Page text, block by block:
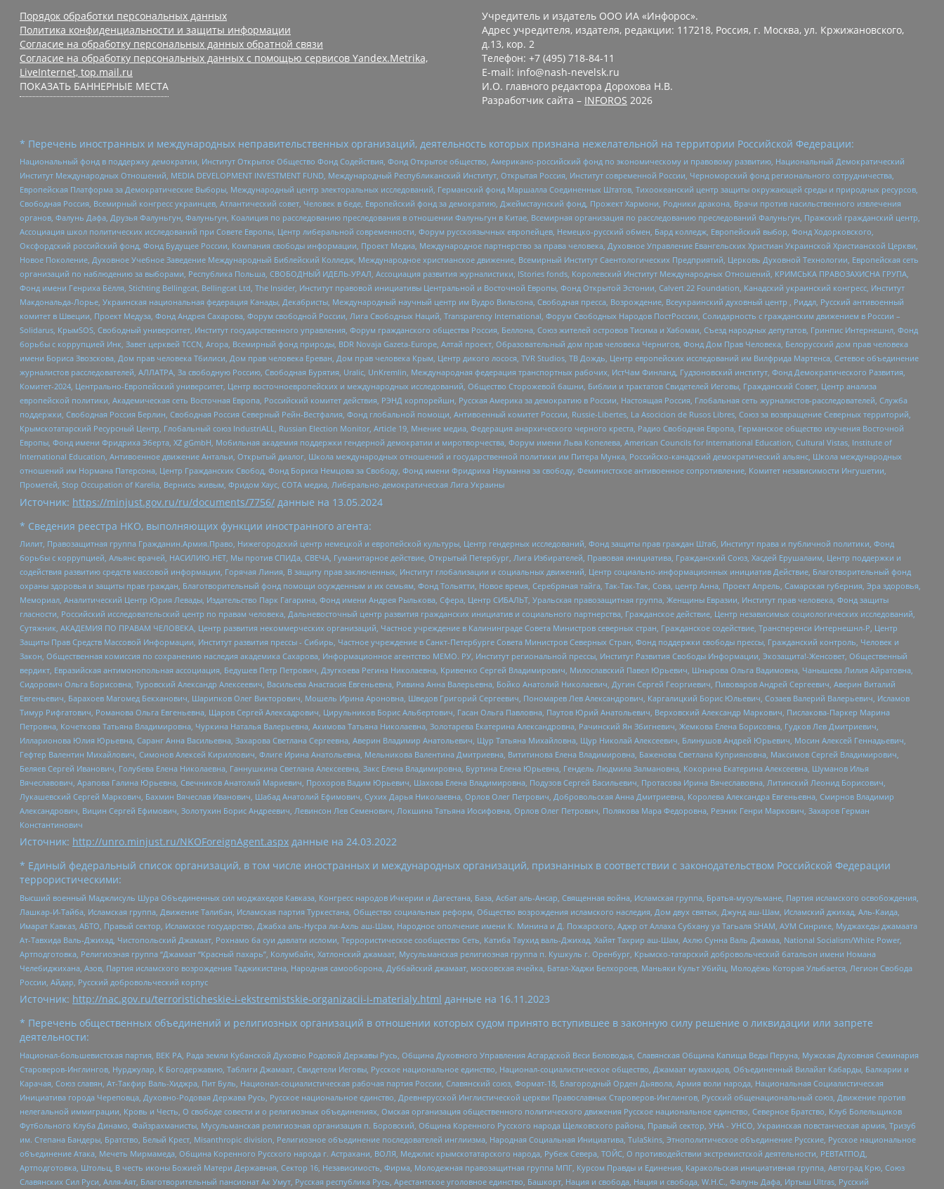
Порядок обработки персональных данных
Политика конфиденциальности и защиты информации
Согласие на обработку персональных данных обратной связи
Согласие на обработку персональных данных с помощью сервисов Yandex.Metrika,
LiveInternet, top.mail.ru
ПОКАЗАТЬ БАННЕРНЫЕ МЕСТА
Учредитель и издатель ООО ИА «Инфорос».
Адрес учредителя, издателя, редакции: 117218, Россия, г. Москва, ул. Кржижановского,
д.13, кор. 2
Телефон: +7 (495) 718-84-11
E-mail: info@nash-nevelsk.ru
И.О. главного редактора Дорохова Н.В.
Разработчик сайта – INFOROS 2026
* Перечень иностранных и международных неправительственных организаций, деятельность которых признана нежелательной на территории Российской Федерации:
Национальный фонд в поддержку демократии, Институт Открытое Общество Фонд Содействия, Фонд Открытое общество, Американо-российский фонд по экономическому и правовому развитию, Национальный Демократический
Институт Международных Отношений, MEDIA DEVELOPMENT INVESTMENT FUND, Международный Республиканский Институт, Открытая Россия, Институт современной России, Черноморский фонд регионального сотрудничества,
Европейская Платформа за Демократические Выборы, Международный центр электоральных исследований, Германский фонд Маршалла Соединенных Штатов, Тихоокеанский центр защиты окружающей среды и природных ресурсов,
Свободная Россия, Всемирный конгресс украинцев, Атлантический совет, Человек в беде, Европейский фонд за демократию, Джеймстаунский фонд, Прожект Хармони, Родники дракона, Врачи против насильственного извлечения
органов, Фалунь Дафа, Друзья Фалуньгун, Фалуньгун, Коалиция по расследованию преследования в отношении Фалуньгун в Китае, Всемирная организация по расследованию преследований Фалуньгун, Пражский гражданский центр,
Ассоциация школ политических исследований при Совете Европы, Центр либеральной современности, Форум русскоязычных европейцев, Немецко-русский обмен, Бард колледж, Европейский выбор, Фонд Ходорковского,
Оксфордский российский фонд, Фонд Будущее России, Компания свободы информации, Проект Медиа, Международное партнерство за права человека, Духовное Управление Евангельских Христиан Украинской Христианской Церкви,
Новое Поколение, Духовное Учебное Заведение Международный Библейский Колледж, Международное христианское движение, Всемирный Институт Саентологических Предприятий, Церковь Духовной Технологии, Европейская сеть
организаций по наблюдению за выборами, Республика Польша, СВОБОДНЫЙ ИДЕЛЬ-УРАЛ, Ассоциация развития журналистики, IStories fonds, Королевский Институт Международных Отношений, КРИМСЬКА ПРАВОЗАХИСНА ГРУПА,
Фонд имени Генриха Бёлля, Stichting Bellingcat, Bellingcat Ltd, The Insider, Институт правовой инициативы Центральной и Восточной Европы, Фонд Открытой Эстонии, Calvert 22 Foundation, Канадский украинский конгресс, Институт
Макдональда-Лорье, Украинская национальная федерация Канады, Декабристы, Международный научный центр им Вудро Вильсона, Свободная пресса, Возрождение, Всеукраинский духовный центр , Риддл, Русский антивоенный
комитет в Швеции, Проект Медуза, Фонд Андрея Сахарова, Форум свободной России, Лига Свободных Наций, Transparеncy International, Форум Свободных Народов ПостРоссии, Солидарность с гражданским движением в России –
Solidarus, КрымSOS, Свободный университет, Институт государственного управления, Форум гражданского общества Россия, Беллона, Союз жителей островов Тисима и Хабомаи, Съезд народных депутатов, Гринпис Интернешнл, Фонд
борьбы с коррупцией Инк, Завет церквей TCCN, Агора, Всемирный фонд природы, BDR Novaja Gazeta-Europe, Алтай проект, Образовательный дом прав человека Чернигов, Фонд Дом Прав Человека, Белорусский дом прав человека
имени Бориса Звозскова, Дом прав человека Тбилиси, Дом прав человека Ереван, Дом прав человека Крым, Центр дикого лосося, TVR Studios, ТВ Дождь, Центр европейских исследований им Вилфрида Мартенса, Сетевое объединение
журналистов расследователей, АЛЛАТРА, За свободную Россию, Свободная Бурятия, Uralic, UnKremlin, Международная федерация транспортных рабочих, ИстЧам Финланд, Гудзоновский институт, Фонд Демократического Развития,
Комитет-2024, Центрально-Европейский университет, Центр восточноевропейских и международных исследований, Общество Сторожевой башни, Библии и трактатов Свидетелей Иеговы, Гражданский Совет, Центр анализа
европейской политики, Академическая сеть Восточная Европа, Российский комитет действия, РЭНД корпорейшн, Русская Америка за демократию в России, Настоящая Россия, Глобальная сеть журналистов-расследователей, Служба
поддержки, Свободная Россия Берлин, Свободная Россия Северный Рейн-Вестфалия, Фонд глобальной помощи, Антивоенный комитет России, Russie-Libertes, La Asocicion de Rusos Libres, Союз за возвращение Северных территорий,
Крымскотатарский Ресурсный Центр, Глобальный союз IndustriALL, Russian Election Monitor, Article 19, Мнение медиа, Федерация анархического черного креста, Радио Свободная Европа, Германское общество изучения Восточной
Европы, Фонд имени Фридриха Эберта, XZ gGmbH, Мобильная академия поддержки гендерной демократии и миротворчества, Форум имени Льва Копелева, American Councils for International Education, Cultural Vistas, Institute of
International Education, Антивоенное движение Антальи, Открытый диалог, Школа международных отношений и государственной политики им Питера Мунка, Российско-канадский демократический альянс, Школа международных
отношений им Нормана Патерсона, Центр Гражданских Свобод, Фонд Бориса Немцова за Свободу, Фонд имени Фридриха Науманна за свободу, Феминистское антивоенное сопротивление, Комитет независимости Ингушетии,
Прометей, Stop Occupation of Karelia, Вернись живым, Фридом Хаус, СОТА медиа, Либерально-демократическая Лига Украины
Источник: https://minjust.gov.ru/ru/documents/7756/ данные на 13.05.2024
* Сведения реестра НКО, выполняющих функции иностранного агента:
Лилит, Правозащитная группа Гражданин.Армия.Право, Нижегородский центр немецкой и европейской культуры, Центр гендерных исследований, Фонд защиты прав граждан Штаб, Институт права и публичной политики, Фонд
борьбы с коррупцией, Альянс врачей, НАСИЛИЮ.НЕТ, Мы против СПИДа, СВЕЧА, Гуманитарное действие, Открытый Петербург, Лига Избирателей, Правовая инициатива, Гражданский Союз, Хасдей Ерушалаим, Центр поддержки и
содействия развитию средств массовой информации, Горячая Линия, В защиту прав заключенных, Институт глобализации и социальных движений, Центр социально-информационных инициатив Действие, Благотворительный фонд
охраны здоровья и защиты прав граждан, Благотворительный фонд помощи осужденным и их семьям, Фонд Тольятти, Новое время, Серебряная тайга, Так-Так-Так, Сова, центр Анна, Проект Апрель, Самарская губерния, Эра здоровья,
Мемориал, Аналитический Центр Юрия Левады, Издательство Парк Гагарина, Фонд имени Андрея Рылькова, Сфера, Центр СИБАЛЬТ, Уральская правозащитная группа, Женщины Евразии, Институт прав человека, Фонд защиты
гласности, Российский исследовательский центр по правам человека, Дальневосточный центр развития гражданских инициатив и социального партнерства, Гражданское действие, Центр независимых социологических исследований,
Сутяжник, АКАДЕМИЯ ПО ПРАВАМ ЧЕЛОВЕКА, Центр развития некоммерческих организаций, Частное учреждение в Калининграде Совета Министров северных стран, Гражданское содействие, Трансперенси Интернешнл-Р, Центр
Защиты Прав Средств Массовой Информации, Институт развития прессы - Сибирь, Частное учреждение в Санкт-Петербурге Совета Министров Северных Стран, Фонд поддержки свободы прессы, Гражданский контроль, Человек и
Закон, Общественная комиссия по сохранению наследия академика Сахарова, Информационное агентство МЕМО. РУ, Институт региональной прессы, Институт Развития Свободы Информации, Экозащита!-Женсовет, Общественный
вердикт, Евразийская антимонопольная ассоциация, Бедушев Петр Петрович, Дзугкоева Регина Николаевна, Кривенко Сергей Владимирович, Милославский Павел Юрьевич, Шнырова Ольга Вадимовна, Чанышева Лилия Айратовна,
Сидорович Ольга Борисовна, Туровский Александр Алексеевич, Васильева Анастасия Евгеньевна, Ривина Анна Валерьевна, Бойко Анатолий Николаевич, Дугин Сергей Георгиевич, Пивоваров Андрей Сергеевич, Аверин Виталий
Евгеньевич, Барахоев Магомед Бекханович, Шарипков Олег Викторович, Мошель Ирина Ароновна, Шведов Григорий Сергеевич, Пономарев Лев Александрович, Каргалицкий Борис Юльевич, Созаев Валерий Валерьевич, Исламов
Тимур Рифгатович, Романова Ольга Евгеньевна, Щаров Сергей Алексадрович, Цирульников Борис Альбертович, Гасан Ольга Павловна, Паутов Юрий Анатольевич, Верховский Александр Маркович, Пислакова-Паркер Марина
Петровна, Кочеткова Татьяна Владимировна, Чуркина Наталья Валерьевна, Акимова Татьяна Николаевна, Золотарева Екатерина Александровна, Рачинский Ян Збигневич, Жемкова Елена Борисовна, Гудков Лев Дмитриевич,
Илларионова Юлия Юрьевна, Саранг Анна Васильевна, Захарова Светлана Сергеевна, Аверин Владимир Анатольевич, Щур Татьяна Михайловна, Щур Николай Алексеевич, Блинушов Андрей Юрьевич, Мосин Алексей Геннадьевич,
Гефтер Валентин Михайлович, Симонов Алексей Кириллович, Флиге Ирина Анатольевна, Мельникова Валентина Дмитриевна, Вититинова Елена Владимировна, Баженова Светлана Куприяновна, Максимов Сергей Владимирович,
Беляев Сергей Иванович, Голубева Елена Николаевна, Ганнушкина Светлана Алексеевна, Закс Елена Владимировна, Буртина Елена Юрьевна, Гендель Людмила Залмановна, Кокорина Екатерина Алексеевна, Шуманов Илья
Вячеславович, Арапова Галина Юрьевна, Свечников Анатолий Мариевич, Прохоров Вадим Юрьевич, Шахова Елена Владимировна, Подузов Сергей Васильевич, Протасова Ирина Вячеславовна, Литинский Леонид Борисович,
Лукашевский Сергей Маркович, Бахмин Вячеслав Иванович, Шабад Анатолий Ефимович, Сухих Дарья Николаевна, Орлов Олег Петрович, Добровольская Анна Дмитриевна, Королева Александра Евгеньевна, Смирнов Владимир
Александрович, Вицин Сергей Ефимович, Золотухин Борис Андреевич, Левинсон Лев Семенович, Локшина Татьяна Иосифовна, Орлов Олег Петрович, Полякова Мара Федоровна, Резник Генри Маркович, Захаров Герман
Константинович
Источник: http://unro.minjust.ru/NKOForeignAgent.aspx данные на 24.03.2022
* Единый федеральный список организаций, в том числе иностранных и международных организаций, признанных в соответствии с законодательством Российской Федерации
террористическими:
Высший военный Маджлисуль Шура Объединенных сил моджахедов Кавказа, Конгресс народов Ичкерии и Дагестана, База, Асбат аль-Ансар, Священная война, Исламская группа, Братья-мусульмане, Партия исламского освобождения,
Лашкар-И-Тайба, Исламская группа, Движение Талибан, Исламская партия Туркестана, Общество социальных реформ, Общество возрождения исламского наследия, Дом двух святых, Джунд аш-Шам, Исламский джихад, Аль-Каида,
Имарат Кавказ, АБТО, Правый сектор, Исламское государство, Джабха аль-Нусра ли-Ахль аш-Шам, Народное ополчение имени К. Минина и Д. Пожарского, Аджр от Аллаха Субхану уа Тагьаля SHAM, АУМ Синрике, Муджахеды джамаата
Ат-Тавхида Валь-Джихад, Чистопольский Джамаат, Рохнамо ба суи давлати исломи, Террористическое сообщество Сеть, Катиба Таухид валь-Джихад, Хайят Тахрир аш-Шам, Ахлю Сунна Валь Джамаа, National Socialism/White Power,
Артподготовка, Религиозная группа “Джамаат “Красный пахарь”, Колумбайн, Хатлонский джамаат, Мусульманская религиозная группа п. Кушкуль г. Оренбург, Крымско-татарский добровольческий батальон имени Номана
Челебиджихана, Азов, Партия исламского возрождения Таджикистана, Народная самооборона, Дуббайский джамаат, московская ячейка, Батал-Хаджи Белхороев, Маньяки Культ Убийц, Молодёжь Которая Улыбается, Легион Свобода
России, Айдар, Русский добровольческий корпус
Источник: http://nac.gov.ru/terroristicheskie-i-ekstremistskie-organizacii-i-materialy.html данные на 16.11.2023
* Перечень общественных объединений и религиозных организаций в отношении которых судом принято вступившее в законную силу решение о ликвидации или запрете
деятельности:
Национал-большевистская партия, ВЕК РА, Рада земли Кубанской Духовно Родовой Державы Русь, Община Духовного Управления Асгардской Веси Беловодья, Славянская Община Капища Веды Перуна, Мужская Духовная Семинария
Староверов-Инглингов, Нурджулар, К Богодержавию, Таблиги Джамаат, Свидетели Иеговы, Русское национальное единство, Национал-социалистическое общество, Джамаат мувахидов, Объединенный Вилайат Кабарды, Балкарии и
Карачая, Союз славян, Ат-Такфир Валь-Хиджра, Пит Буль, Национал-социалистическая рабочая партия России, Славянский союз, Формат-18, Благородный Орден Дьявола, Армия воли народа, Национальная Социалистическая
Инициатива города Череповца, Духовно-Родовая Держава Русь, Русское национальное единство, Древнерусской Инглистической церкви Православных Староверов-Инглингов, Русский общенациональный союз, Движение против
нелегальной иммиграции, Кровь и Честь, О свободе совести и о религиозных объединениях, Омская организация общественного политического движения Русское национальное единство, Северное Братство, Клуб Болельщиков
Футбольного Клуба Динамо, Файзрахманисты, Мусульманская религиозная организация п. Боровский, Община Коренного Русского народа Щелковского района, Правый сектор, УНА - УНСО, Украинская повстанческая армия, Тризуб
им. Степана Бандеры, Братство, Белый Крест, Misanthropic division, Религиозное объединение последователей инглиизма, Народная Социальная Инициатива, TulaSkins, Этнополитическое объединение Русские, Русское национальное
объединение Атака, Мечеть Мирмамеда, Община Коренного Русского народа г. Астрахани, ВОЛЯ, Меджлис крымскотатарского народа, Рубеж Севера, ТОЙС, О противодействии экстремистской деятельности, РЕВТАТПОД,
Артподготовка, Штольц, В честь иконы Божией Матери Державная, Сектор 16, Независимость, Фирма, Молодежная правозащитная группа МПГ, Курсом Правды и Единения, Каракольская инициативная группа, Автоград Крю, Союз
Славянских Сил Руси, Алля-Аят, Благотворительный пансионат Ак Умут, Русская республика Русь, Арестантское уголовное единство, Башкорт, Нация и свобода, Нация и свобода, W.H.С., Фалунь Дафа, Иртыш Ultras, Русский